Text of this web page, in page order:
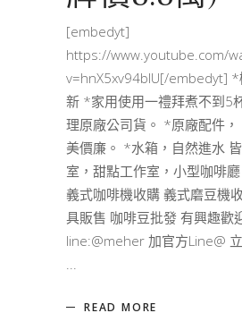
[embedyt]
https://www.youtube.com/
v=hnX5xv94blU[/embedyt]
新 *家用使用一禮拜煮不到5
理原廠公司貨。 *原廠配件
美價廉。 *水箱，自然進水
室，甜點工作室，小型咖啡
義式咖啡機收購 義式磨豆機
具販售 咖啡豆批發 有興趣歡
line:@meher 加官方Line@
READ MORE